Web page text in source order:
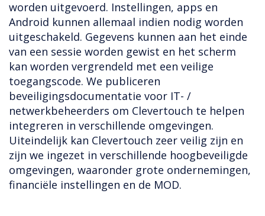
worden uitgevoerd. Instellingen, apps en
Android kunnen allemaal indien nodig worden
uitgeschakeld. Gegevens kunnen aan het einde
van een sessie worden gewist en het scherm
kan worden vergrendeld met een veilige
toegangscode. We publiceren
beveiligingsdocumentatie voor IT- /
netwerkbeheerders om Clevertouch te helpen
integreren in verschillende omgevingen.
Uiteindelijk kan Clevertouch zeer veilig zijn en
zijn we ingezet in verschillende hoogbeveiligde
omgevingen, waaronder grote ondernemingen,
financiële instellingen en de MOD.